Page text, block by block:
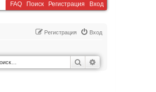
FAQ Поиск Регистрация Вход
Вход
Регистрация
Поиск